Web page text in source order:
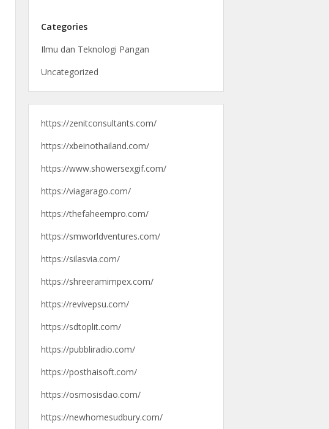
Categories
Ilmu dan Teknologi Pangan
Uncategorized
https://zenitconsultants.com/
https://xbeinothailand.com/
https://www.showersexgif.com/
https://viagarago.com/
https://thefaheempro.com/
https://smworldventures.com/
https://silasvia.com/
https://shreeramimpex.com/
https://revivepsu.com/
https://sdtoplit.com/
https://pubbliradio.com/
https://posthaisoft.com/
https://osmosisdao.com/
https://newhomesudbury.com/